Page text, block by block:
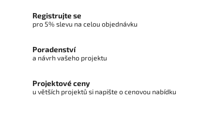
Registrujte se
pro 5% slevu na celou objednávku
Poradenství
a návrh vašeho projektu
Projektové ceny
u větších projektů si napište o cenovou nabídku